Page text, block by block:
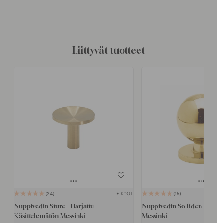
Liittyvät tuotteet
24 + KOOT
Nuppivedin Sture - Harjattu
Käsittelemätön Messinki
15
Nuppivedin Solliden -
Messinki